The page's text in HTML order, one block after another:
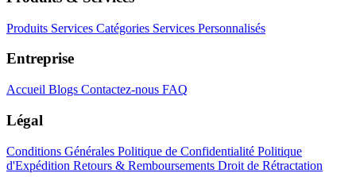
Produits Services Catégories Services Personnalisés
Entreprise
Accueil Blogs Contactez-nous FAQ
Légal
Conditions Générales Politique de Confidentialité Politique
d'Expédition Retours & Remboursements Droit de Rétractation